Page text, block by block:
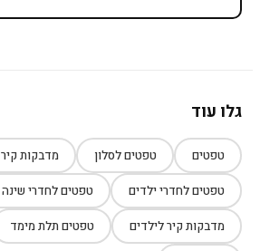
גלו עוד
טפטים טפטים לסלון מדבקות קיר
טפטים לחדרי ילדים טפטים לחדרי שינה
מדבקות קיר לילדים טפטים תלת מימד